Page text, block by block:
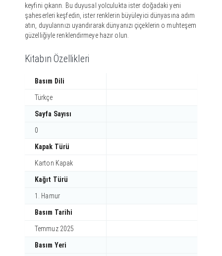
keyfini çıkarın. Bu duyusal yolculukta ister doğadaki yeni
şaheserleri keşfedin, ister renklerin büyüleyici dünyasına adım
atın, duyularınızı uyandırarak dünyanızı çiçeklerin o muhteşem
güzelliğiyle renklendirmeye hazır olun.
Kitabın Özellikleri
Basım Dili
Türkçe
Sayfa Sayısı
0
Kapak Türü
Karton Kapak
Kağıt Türü
1. Hamur
Basım Tarihi
Temmuz 2025
Basım Yeri